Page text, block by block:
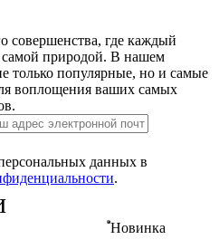
совершенства, где каждый
природой. В нашем
только популярные, но и самые
воплощения ваших самых
данных в
.
Новинка